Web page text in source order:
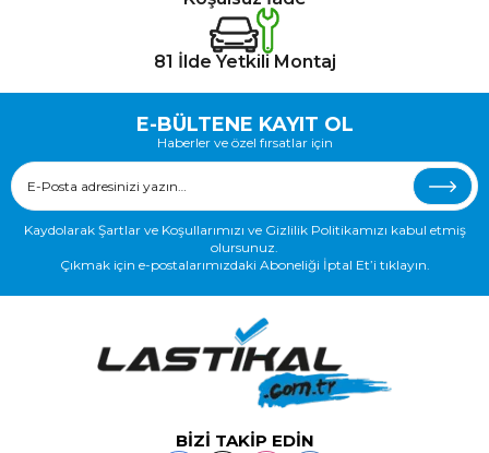
81 İlde Yetkili Montaj
E-BÜLTENE KAYIT OL
Haberler ve özel fırsatlar için
Kaydolarak Şartlar ve Koşullarımızı ve Gizlilik Politikamızı kabul etmiş
olursunuz.
Çıkmak için e-postalarımızdaki Aboneliği İptal Et’i tıklayın.
BİZİ TAKİP EDİN